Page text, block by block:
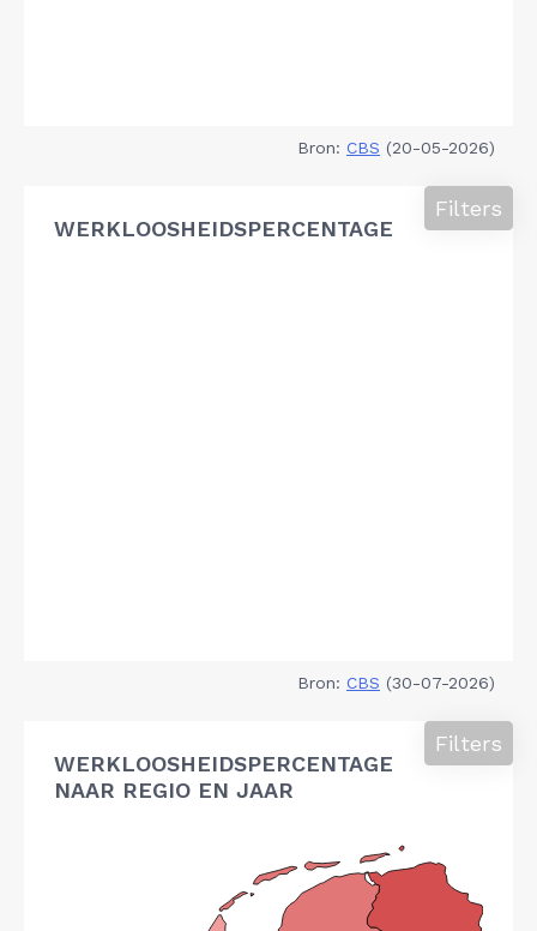
Bron: CBS (20-05-2026)
WERKLOOSHEIDSPERCENTAGE
Filters
Bron: CBS (30-07-2026)
WERKLOOSHEIDSPERCENTAGE
NAAR REGIO EN JAAR
Filters